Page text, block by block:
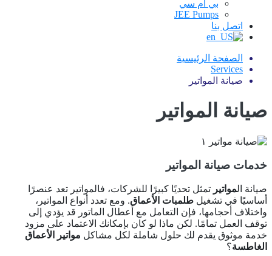
بي ام سي
JEE Pumps
اتصل بنا
الصفحة الرئيسية
Services
صيانة المواتير
صيانة المواتير
خدمات صيانة المواتير
صيانة المواتير تمثل تحديًا كبيرًا للشركات، فالمواتير تعد عنصرًا
أساسيًا في تشغيل طلمبات الأعماق. ومع تعدد أنواع المواتير،
واختلاف أحجامها، فإن التعامل مع أعطال الماتور قد يؤدي إلى
توقف العمل تمامًا. لكن ماذا لو كان بإمكانك الاعتماد على مزود
خدمة موثوق يقدم لك حلول شاملة لكل مشاكل مواتير الأعماق
الغاطسة؟